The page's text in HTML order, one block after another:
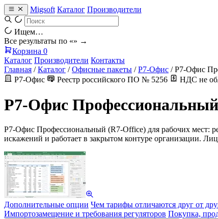
Migsoft Каталог Производители
Ищем…
Все результаты по «» →
Корзина 0
Каталог Производители Контакты
Главная / Каталог / Офисные пакеты / Р7-Офис / Р7-Офис
Р7-Офис
Реестр российского ПО № 5256 НДС не
Р7-Офис Профессиональный
Р7-Офис Профессиональный (R7-Office) для рабочих мест:
искажений и работает в закрытом контуре организации.
Дополнительные опции Чем тарифы отличаются друг от
Импортозамещение и требования регуляторов Покупка,